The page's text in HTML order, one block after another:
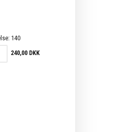
140
240,00 DKK